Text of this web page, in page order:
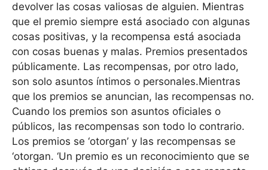
devolver las cosas valiosas de alguien. Mientras
que el premio siempre está asociado con algunas
cosas positivas, y la recompensa está asociada
con cosas buenas y malas. Premios presentados
públicamente. Las recompensas, por otro lado,
son solo asuntos íntimos o personales.Mientras
que los premios se anuncian, las recompensas no.
Cuando los premios son asuntos oficiales o
públicos, las recompensas son todo lo contrario.
Los premios se ‘otorgan’ y las recompensas se
‘otorgan. ‘Un premio es un reconocimiento que se